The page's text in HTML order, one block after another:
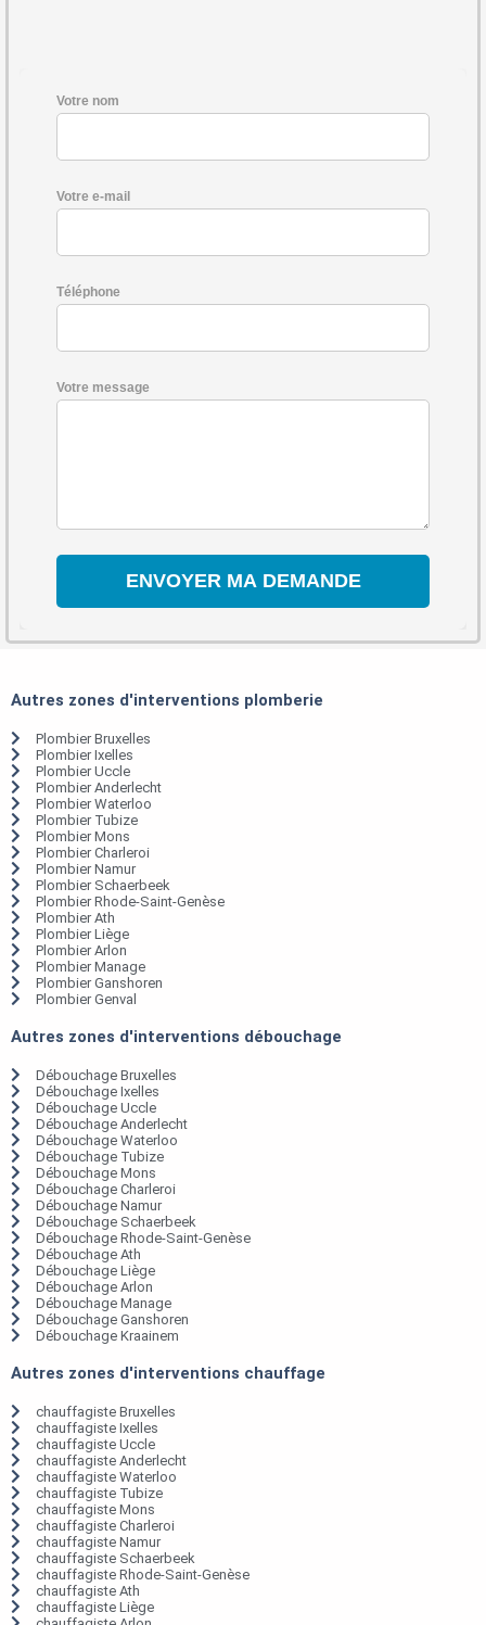
Votre nom
Votre e-mail
Téléphone
Votre message
Autres zones d'interventions plomberie
Plombier Bruxelles
Plombier Ixelles
Plombier Uccle
Plombier Anderlecht
Plombier Waterloo
Plombier Tubize
Plombier Mons
Plombier Charleroi
Plombier Namur
Plombier Schaerbeek
Plombier Rhode-Saint-Genèse
Plombier Ath
Plombier Liège
Plombier Arlon
Plombier Manage
Plombier Ganshoren
Plombier Genval
Autres zones d'interventions débouchage
Débouchage Bruxelles
Débouchage Ixelles
Débouchage Uccle
Débouchage Anderlecht
Débouchage Waterloo
Débouchage Tubize
Débouchage Mons
Débouchage Charleroi
Débouchage Namur
Débouchage Schaerbeek
Débouchage Rhode-Saint-Genèse
Débouchage Ath
Débouchage Liège
Débouchage Arlon
Débouchage Manage
Débouchage Ganshoren
Débouchage Kraainem
Autres zones d'interventions chauffage
chauffagiste Bruxelles
chauffagiste Ixelles
chauffagiste Uccle
chauffagiste Anderlecht
chauffagiste Waterloo
chauffagiste Tubize
chauffagiste Mons
chauffagiste Charleroi
chauffagiste Namur
chauffagiste Schaerbeek
chauffagiste Rhode-Saint-Genèse
chauffagiste Ath
chauffagiste Liège